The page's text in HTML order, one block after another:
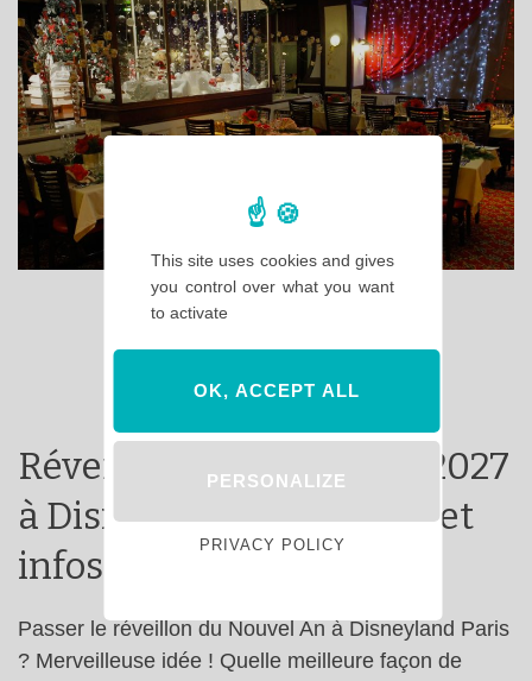
Réveillon du Nouvel An 2027
à Disneyland Paris : prix et
infos
Passer le réveillon du Nouvel An à Disneyland Paris
? Merveilleuse idée ! Quelle meilleure façon de
This site uses cookies and gives
you control over what you want
to activate
OK, ACCEPT ALL
PERSONALIZE
PRIVACY POLICY